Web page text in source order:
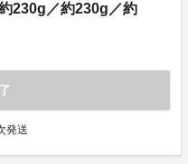
230g／約230g／約
発送